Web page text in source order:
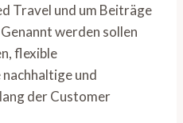
Travel und um Beiträge
werden sollen
flexible
und
der Customer